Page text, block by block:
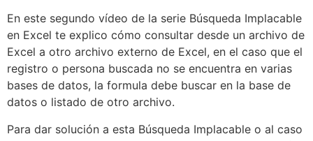
En este segundo vídeo de la serie Búsqueda Implacable
en Excel te explico cómo consultar desde un archivo de
Excel a otro archivo externo de Excel, en el caso que el
registro o persona buscada no se encuentra en varias
bases de datos, la formula debe buscar en la base de
datos o listado de otro archivo.
Para dar solución a esta Búsqueda Implacable o al caso